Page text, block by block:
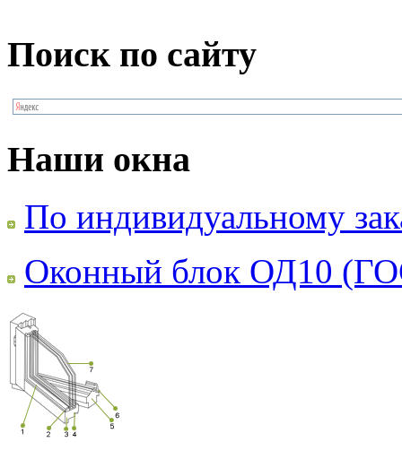
Поиск по сайту
Наши окна
По индивидуальному
Оконный блок ОД10